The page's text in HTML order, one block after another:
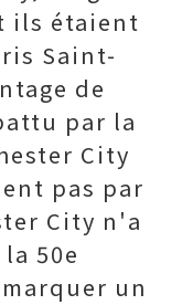
ils étaient
Saint-
de
par la
City
pas par
City n'a
50e
un